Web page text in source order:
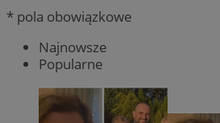
* pola obowiązkowe
Najnowsze
Popularne